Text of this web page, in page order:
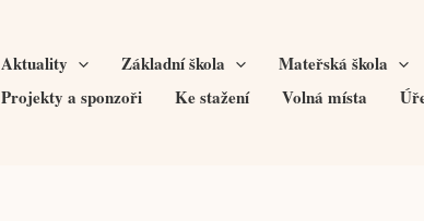
Aktuality Základní škola Mateřská škola
Projekty a sponzoři
Ke stažení Volná místa